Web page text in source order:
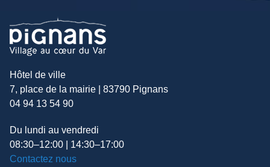
Hôtel de ville
7, place de la mairie | 83790 Pignans
04 94 13 54 90
Du lundi au vendredi
08:30–12:00 | 14:30–17:00
Contactez nous